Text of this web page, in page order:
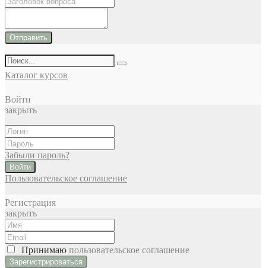
Отправить
Каталог курсов
Войти
закрыть
Забыли пароль?
Войти
Пользовательское соглашение
Регистрация
закрыть
Принимаю пользовательское соглашение